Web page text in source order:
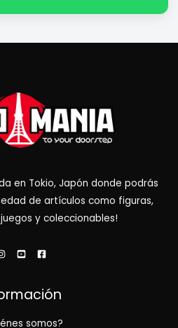
en Tokio, Japón donde podrás
de artículos como figuras,
y coleccionables!
somos?